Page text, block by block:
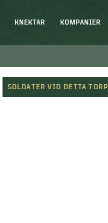
KNEKTAR KOMPANIER
SOLDATER VID DETTA TORP